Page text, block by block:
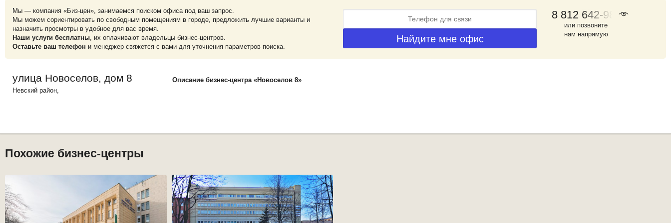
Мы — компания «Биз-цен», занимаемся поиском офиса под ваш запрос.
Мы можем сориентировать по свободным помещениям в городе, предложить лучшие варианты и
назначить просмотры в удобное для вас время.
Наши услуги бесплатны, их оплачивают владельцы бизнес-центров.
Оставьте ваш телефон и менеджер свяжется с вами для уточнения параметров поиска.
8 812 642-98-46
или позвоните
нам напрямую
улица Новоселов, дом 8
Невский район,
Описание бизнес-центра «Новоселов 8»
Похожие бизнес-центры